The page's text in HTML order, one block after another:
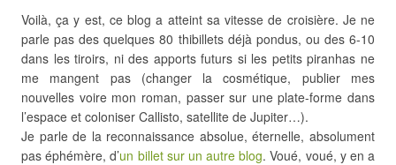
Voilà, ça y est, ce blog a atteint sa vitesse de croisière. Je ne
parle pas des quelques 80 thibillets déjà pondus, ou des 6-10
dans les tiroirs, ni des apports futurs si les petits piranhas ne
me mangent pas (changer la cosmétique, publier mes
nouvelles voire mon roman, passer sur une plate-forme dans
l’espace et coloniser Callisto, satellite de Jupiter…).
Je parle de la reconnaissance absolue, éternelle, absolument
pas éphémère, d’un billet sur un autre blog. Voué, voué, y en a